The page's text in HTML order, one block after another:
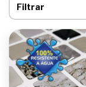
Filtrar